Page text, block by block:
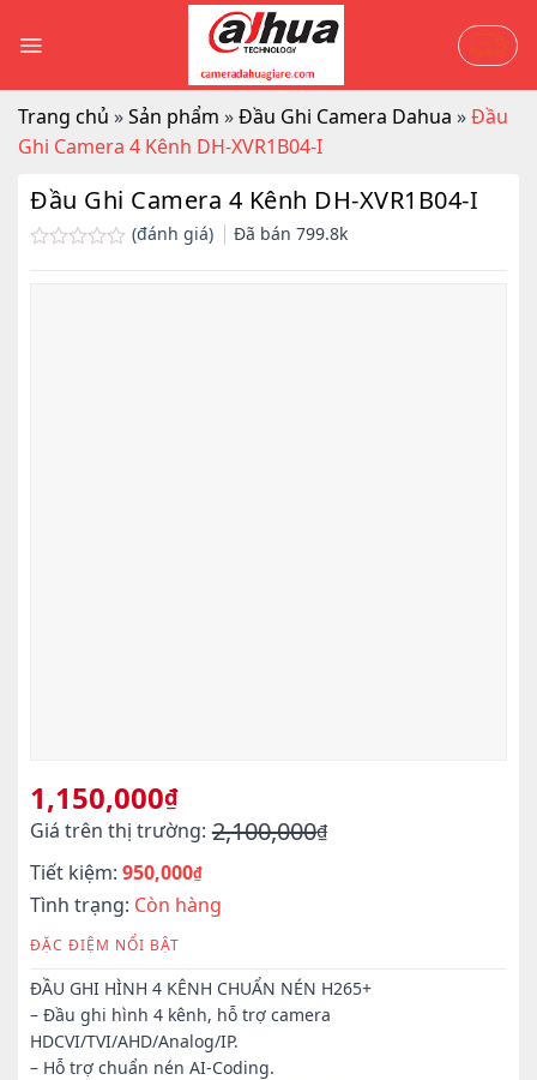
Trang chủ »Sản phẩm »Đầu Ghi Camera Dahua »Đầu
Ghi Camera 4 Kênh DH-XVR1B04-I
Đầu Ghi Camera 4 Kênh DH-XVR1B04-I
(đánh giá) Đã bán 799.8k
2,100,000₫
gốc
là:
2,100,000₫.
1,150,000₫
hiện
tại
là:
1,150,000₫.
Giá trên thị trường:
Tiết kiệm: 950,000₫
Tình trạng: Còn hàng
ĐẶC ĐIỆM NỔI BẬT
ĐẦU GHI HÌNH 4 KÊNH CHUẨN NÉN H265+
– Đầu ghi hình 4 kênh, hỗ trợ camera
HDCVI/TVI/AHD/Analog/IP.
– Hỗ trợ chuẩn nén AI-Coding.